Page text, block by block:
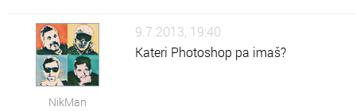
NikMan
9.7.2013, 19:40
Kateri Photoshop pa imaš?